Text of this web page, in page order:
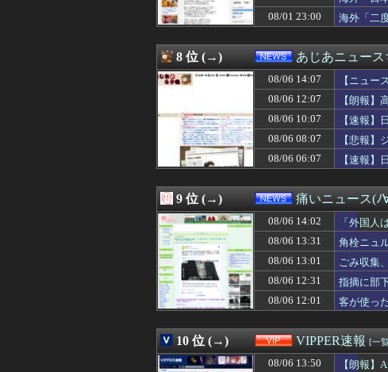
08/06 13:31
【悲報】MAJOR2ndの
08/06 13:31
角栓ニュルッ、歯茎グ
08/06 13:31
嫁をもう1回惚れさすに
08/06 13:31
【悲報】日本、永住資
08/06 13:31
【ウマ娘】なんとかな
パチンコ屋の経営なん
究極の8bit新作シュー
08/06 13:30
◆Ｊリーグ◆FC東京、
08/06 13:30
「コンビニ馬鹿にすん
08/06 13:30
益田250セーブで名球
08/06 13:30
サンドパンとかいう可
08/06 13:29
息子に『葵』と名付け
08/06 13:29
【画像】ブルーロック
08/06 13:29
玉川徹氏、包丁男に発
08/06 13:28
【動画】元西武ヤン、
08/06 13:28
世間「大変だ！AI化で
08/06 13:27
ホークス、交流戦前の
08/06 13:27
【画像】SUSURU視聴
08/06 13:27
【海外の反応】今永昇
08/06 13:26
海外の刑務所に収監さ
08/06 13:25
【画像】女さん、チー
08/06 13:22
エスピノーザ(オ) 16登
08/06 13:19
池田瑛紗ちゃんと岡本
08/01 23:00
海外「二
8 位 (→) あじあニュース
08/06 14:07
【ニュー
08/06 12:07
【朗報】
08/06 10:07
【速報】
08/06 08:07
【悲報】
08/06 06:07
【速報】
9 位 (→) 痛いニュース(ﾉ
08/06 14:02
「外国
08/06 13:31
角栓ニュ
08/06 13:01
ごみ収集
08/06 12:31
指摘に部
08/06 12:01
客が使っ
10 位 (→) VIPPER速報 [一
08/06 13:50
【朗報】